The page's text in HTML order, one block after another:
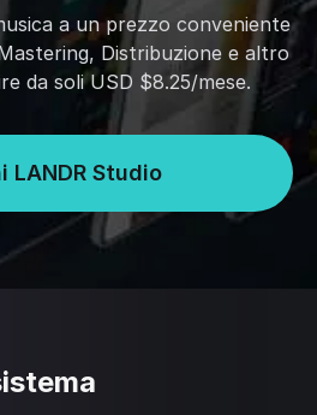
a un prezzo conveniente
Distribuzione e altro
da soli USD $8.25/mese.
LANDR Studio